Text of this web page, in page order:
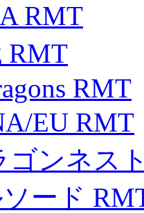
RMT
RMT
RMT
EU RMT
ゴンネス
ード